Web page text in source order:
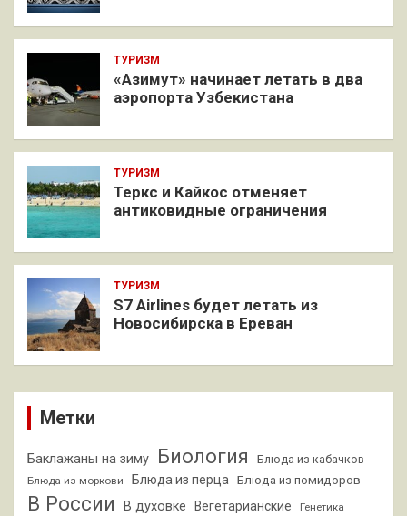
ТУРИЗМ
«Азимут» начинает летать в два
аэропорта Узбекистана
ТУРИЗМ
Теркс и Кайкос отменяет
антиковидные ограничения
ТУРИЗМ
S7 Airlines будет летать из
Новосибирска в Ереван
Метки
Баклажаны на зиму Биология Блюда из кабачков
Блюда из моркови Блюда из перца Блюда из помидоров
В России В духовке Вегетарианские Генетика